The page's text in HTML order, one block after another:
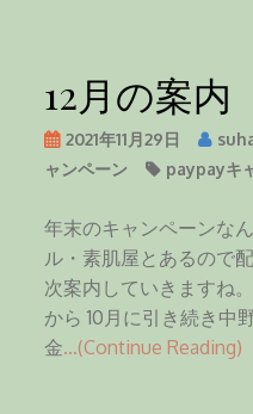
12月の案内
2021年11月29日
ャンペーン
paypayキ
年末のキャンペーンな
ル・素肌屋とあるので
次案内していきますね
から 10月に引き続き中
金…(Continue Reading)